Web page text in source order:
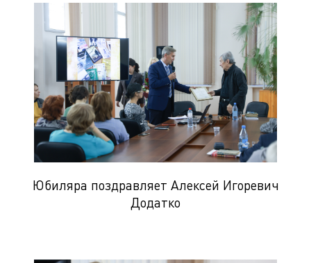
Юбиляра поздравляет Алексей Игоревич
Додатко